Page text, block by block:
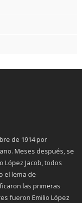
de 1914 por
Meses después, se
López Jacob, todos
el lema de
las primeras
fueron Emilio López